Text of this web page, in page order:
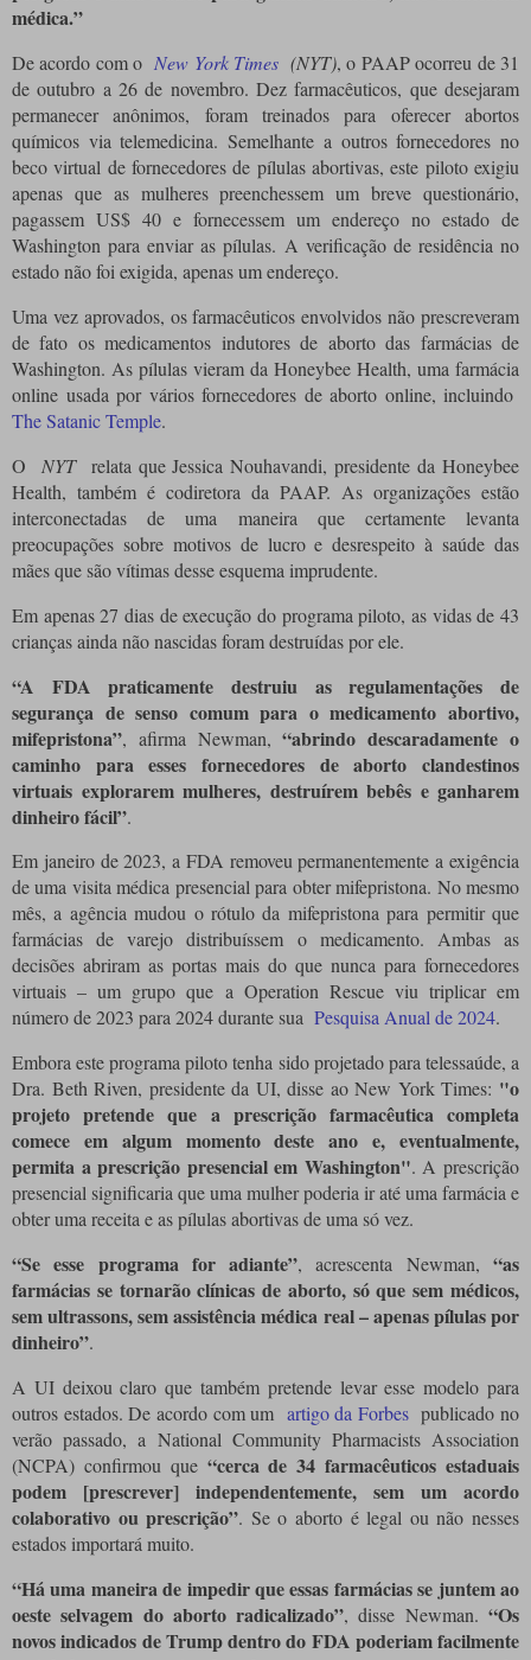
médica.”
De acordo com oNew York Times (NYT), o PAAP ocorreu de 31
de outubro a 26 de novembro. Dez farmacêuticos, que desejaram
permanecer anônimos, foram treinados para oferecer abortos
químicos via telemedicina. Semelhante a outros fornecedores no
beco virtual de fornecedores de pílulas abortivas, este piloto exigiu
apenas que as mulheres preenchessem um breve questionário,
pagassem US$ 40 e fornecessem um endereço no estado de
Washington para enviar as pílulas. A verificação de residência no
estado não foi exigida, apenas um endereço.
Uma vez aprovados, os farmacêuticos envolvidos não prescreveram
de fato os medicamentos indutores de aborto das farmácias de
Washington. As pílulas vieram da Honeybee Health, uma farmácia
online usada por vários fornecedores de aborto online, incluindo
The Satanic Temple.
O NYTrelata que Jessica Nouhavandi, presidente da Honeybee
Health, também é codiretora da PAAP. As organizações estão
interconectadas de uma maneira que certamente levanta
preocupações sobre motivos de lucro e desrespeito à saúde das
mães que são vítimas desse esquema imprudente.
Em apenas 27 dias de execução do programa piloto, as vidas de 43
crianças ainda não nascidas foram destruídas por ele.
“A FDA praticamente destruiu as regulamentações de
segurança de senso comum para o medicamento abortivo,
mifepristona”, afirma Newman,“abrindo descaradamente o
caminho para esses fornecedores de aborto clandestinos
virtuais explorarem mulheres, destruírem bebês e ganharem
dinheiro fácil”.
Em janeiro de 2023, a FDA removeu permanentemente a exigência
de uma visita médica presencial para obter mifepristona. No mesmo
mês, a agência mudou o rótulo da mifepristona para permitir que
farmácias de varejo distribuíssem o medicamento. Ambas as
decisões abriram as portas mais do que nunca para fornecedores
virtuais – um grupo que a Operation Rescue viu triplicar em
número de 2023 para 2024 durante sua Pesquisa Anual de 2024.
Embora este programa piloto tenha sido projetado para telessaúde, a
Dra. Beth Riven, presidente da UI, disse ao New York Times: "o
projeto pretende que a prescrição farmacêutica completa
comece em algum momento deste ano e, eventualmente,
permita a prescrição presencial em Washington". A prescrição
presencial significaria que uma mulher poderia ir até uma farmácia e
obter uma receita e as pílulas abortivas de uma só vez.
“Se esse programa for adiante”, acrescenta Newman,“as
farmácias se tornarão clínicas de aborto, só que sem médicos,
sem ultrassons, sem assistência médica real – apenas pílulas por
dinheiro”.
A UI deixou claro que também pretende levar esse modelo para
outros estados. De acordo com um artigo da Forbes publicado no
verão passado, a National Community Pharmacists Association
(NCPA) confirmou que “cerca de 34 farmacêuticos estaduais
podem [prescrever] independentemente, sem um acordo
colaborativo ou prescrição”. Se o aborto é legal ou não nesses
estados importará muito.
“Há uma maneira de impedir que essas farmácias se juntem ao
oeste selvagem do aborto radicalizado”, disse Newman.“Os
novos indicados de Trump dentro do FDA poderiam facilmente